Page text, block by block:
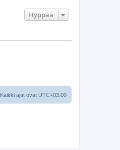
Hyppää
Kaikki ajat ovat UTC+03:00